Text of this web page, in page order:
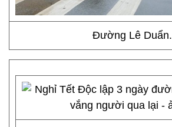
Đường Lê Duẩn.